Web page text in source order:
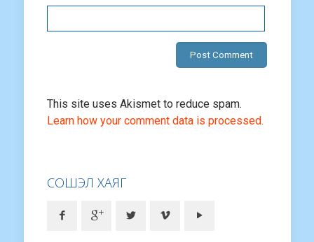
This site uses Akismet to reduce spam.
Learn how your comment data is processed.
СОШЭЛ ХАЯГ